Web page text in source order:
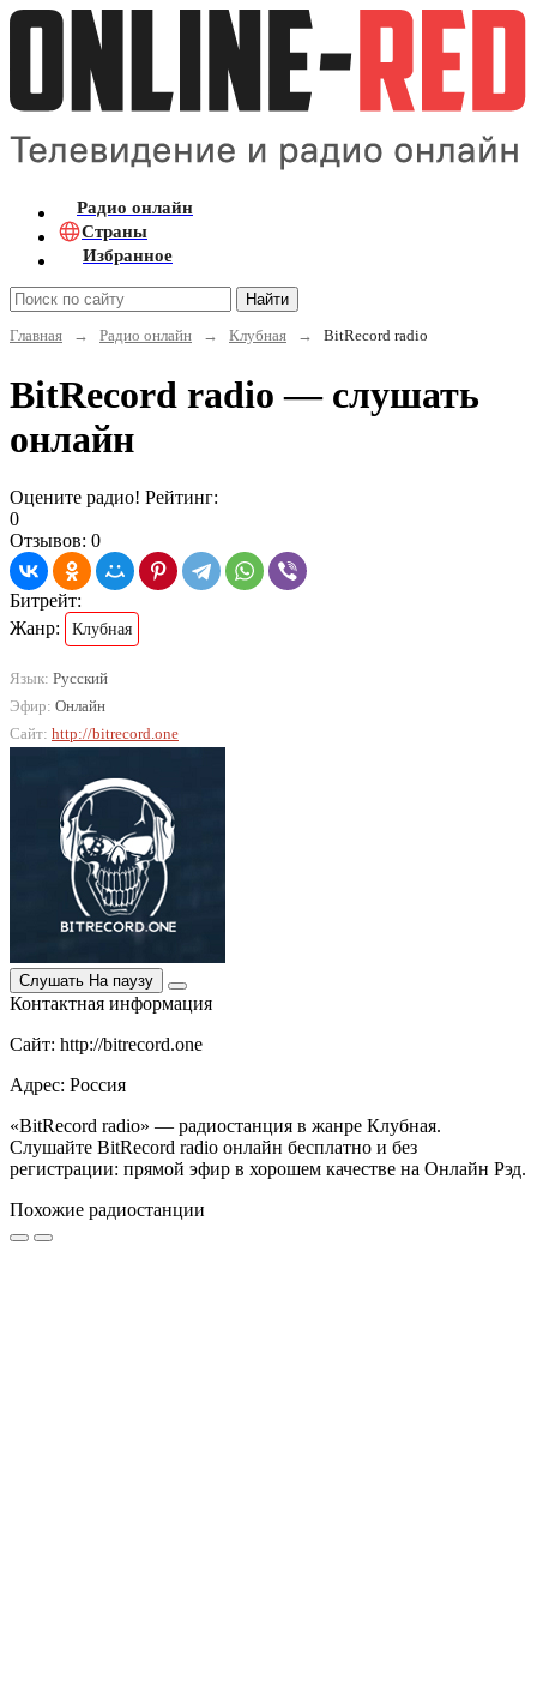
Радио онлайн
Страны
Избранное
Найти
Главная
→ Радио онлайн → Клубная → BitRecord radio
BitRecord radio — слушать
онлайн
Оцените радио! Рейтинг:
0
Отзывов: 0
Битрейт:
Жанр:
Клубная
Язык: Русский
Эфир: Онлайн
Сайт: http://bitrecord.one
Слушать На паузу
Контактная информация
Сайт: http://bitrecord.one
Адрес: Россия
«BitRecord radio» — радиостанция в жанре Клубная.
Слушайте BitRecord radio онлайн бесплатно и без
регистрации: прямой эфир в хорошем качестве на Онлайн Рэд.
Похожие радиостанции